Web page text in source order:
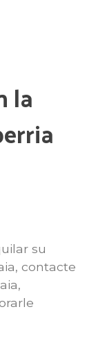
la
su
contacte